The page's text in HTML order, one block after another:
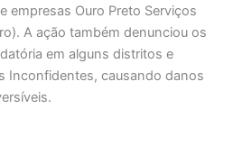
empresas Ouro Preto Serviços
A ação também denunciou os
em alguns distritos e
Inconfidentes, causando danos